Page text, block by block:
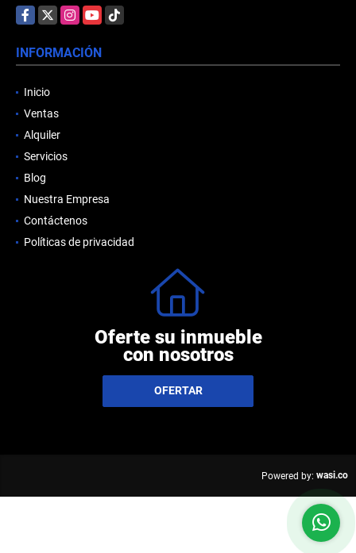
Facebook
X Instagram
YouTubeTikTok
INFORMACIÓN
Inicio
Ventas
Alquiler
Servicios
Blog
Nuestra Empresa
Contáctenos
Políticas de privacidad
Oferte su inmueble
con nosotros
OFERTAR
Powered by: wasi.co